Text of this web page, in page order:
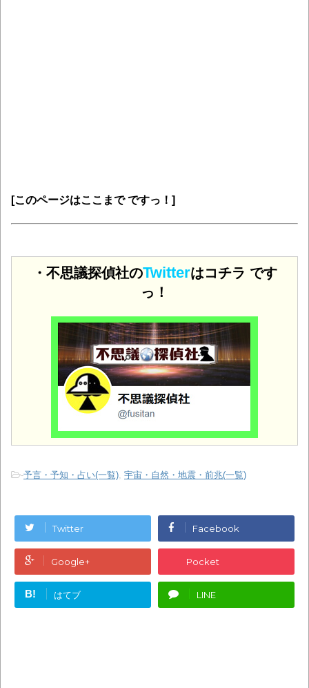
[このページはここまで ですっ！]
・不思議探偵社のTwitterはコチラ です
っ！
-予言・予知・占い(一覧), 宇宙・自然・地震・前兆(一覧)
Twitter Facebook
Google+ Pocket
B! はてブ LINE